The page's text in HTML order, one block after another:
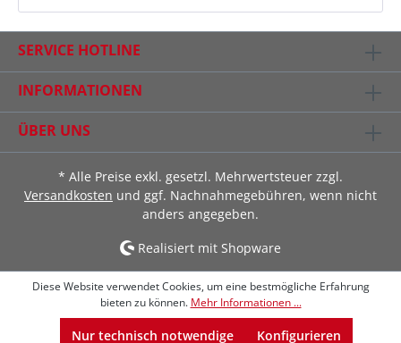
SERVICE HOTLINE
INFORMATIONEN
ÜBER UNS
* Alle Preise exkl. gesetzl. Mehrwertsteuer zzgl.
Versandkosten und ggf. Nachnahmegebühren, wenn nicht
anders angegeben.
Realisiert mit Shopware
Diese Website verwendet Cookies, um eine bestmögliche Erfahrung
bieten zu können. Mehr Informationen ...
Nur technisch notwendige Konfigurieren